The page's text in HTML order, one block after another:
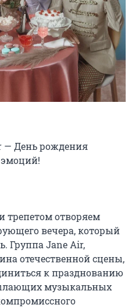
— День рождения
трепетом отворяем
вечера, который
Группа Jane Air,
отечественной сцены,
к празднованию
музыкальных